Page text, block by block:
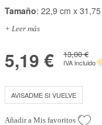
Tamaño: 22,9 cm x
+ Leer más
5,19 € 13,00 €
IVA incluido
AVISADME SI VUELVE
Añadir a Mis favoritos